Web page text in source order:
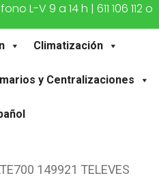
L-V 9 a 14 h | 611 106 112 o
Climatización
y Centralizaciones
149921 TELEVES